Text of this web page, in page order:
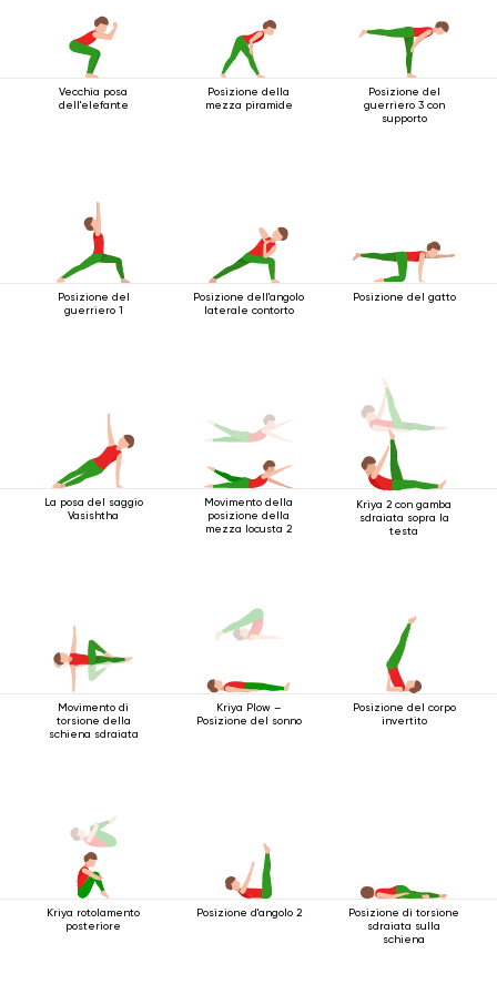
Vecchia posa
dell'elefante
Posizione della
mezza piramide
Posizione del
guerriero 3 con
supporto
Posizione del
guerriero 1
Posizione dell'angolo
laterale contorto
Posizione del gatto
La posa del saggio
Vasishtha
Movimento della
posizione della
mezza locusta 2
Kriya 2 con gamba
sdraiata sopra la
testa
Movimento di
torsione della
schiena sdraiata
Kriya Plow –
Posizione del sonno
Posizione del corpo
invertito
Kriya rotolamento
posteriore
Posizione d'angolo 2
Posizione di torsione
sdraiata sulla
schiena